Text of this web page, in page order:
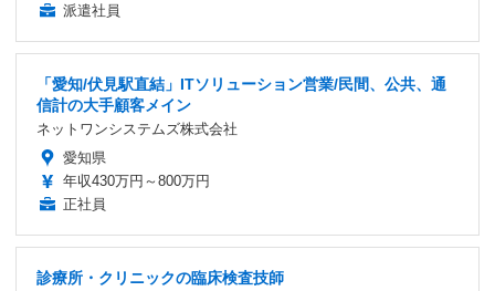
派遣社員
「愛知/伏見駅直結」ITソリューション営業/民間、公共、通
信計の大手顧客メイン
ネットワンシステムズ株式会社
愛知県
年収430万円～800万円
正社員
診療所・クリニックの臨床検査技師